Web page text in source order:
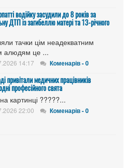
водійку засудили до 8 років за
ДТП із загибеллю матері та 13-річного
тачки цім неадекватним
алюдям це ...
14:17 Коменарів - 0
привітали медичних працівників
професійного свята
картинці ?????...
22:00 Коменарів - 0